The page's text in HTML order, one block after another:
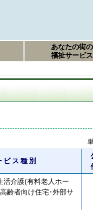
あなたの街の
福祉サービス
ビス種別
活介護(有料老人ホー
齢者向け住宅･外部サ